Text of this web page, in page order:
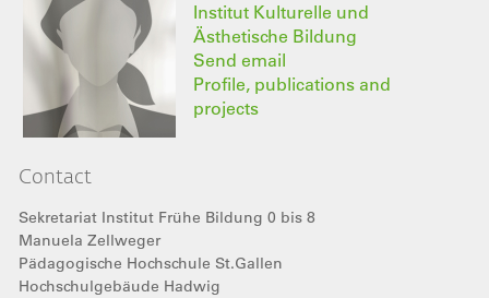
Institut Kulturelle und
Ästhetische Bildung
Send email
Profile, publications and
projects
Contact
Sekretariat Institut Frühe Bildung 0 bis 8
Manuela Zellweger
Pädagogische Hochschule St.Gallen
Hochschulgebäude Hadwig